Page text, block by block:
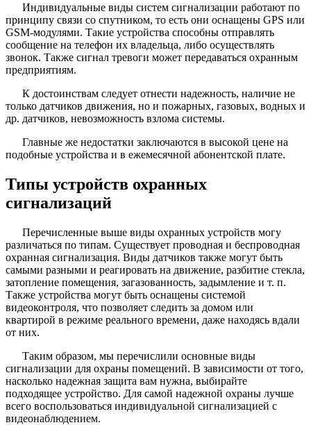
Индивидуальные виды систем сигнализации работают по
принципу связи со спутником, то есть они оснащены GPS или
GSM-модулями. Такие устройства способны отправлять
сообщение на телефон их владельца, либо осуществлять
звонок. Также сигнал тревоги может передаваться охранным
предприятиям.
К достоинствам следует отнести надежность, наличие не
только датчиков движения, но и пожарных, газовых, водных и
др. датчиков, невозможность взлома системы.
Главные же недостатки заключаются в высокой цене на
подобные устройства и в ежемесячной абонентской плате.
Типы устройств охранных
сигнализаций
Перечисленные выше виды охранных устройств могу
различаться по типам. Существует проводная и беспроводная
охранная сигнализация. Виды датчиков также могут быть
самыми разными и реагировать на движение, разбитие стекла,
затопление помещения, загазованность, задымление и т. п.
Также устройства могут быть оснащены системой
видеоконтроля, что позволяет следить за домом или
квартирой в режиме реального времени, даже находясь вдали
от них.
Таким образом, мы перечислили основные виды
сигнализации для охраны помещений. В зависимости от того,
насколько надежная защита вам нужна, выбирайте
подходящее устройство. Для самой надежной охраны лучше
всего воспользоваться индивидуальной сигнализацией с
видеонаблюдением.